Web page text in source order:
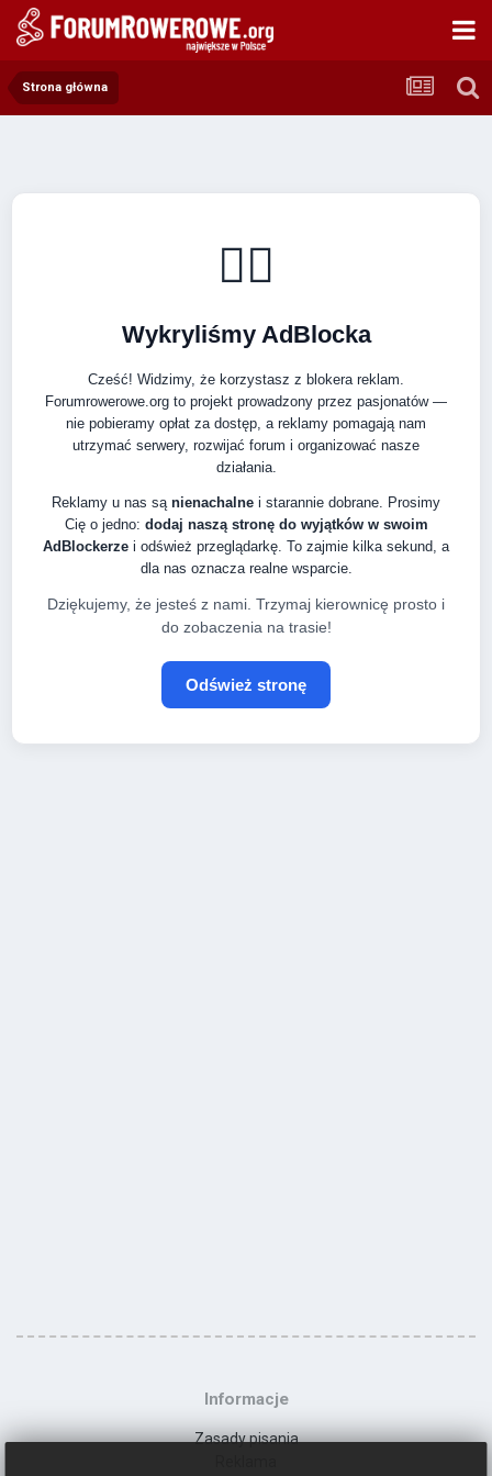
Strona główna
🚴‍♂️
Wykryliśmy AdBlocka
Cześć! Widzimy, że korzystasz z blokera reklam.
Forumrowerowe.org to projekt prowadzony przez pasjonatów —
nie pobieramy opłat za dostęp, a reklamy pomagają nam
utrzymać serwery, rozwijać forum i organizować nasze
działania.
Reklamy u nas są nienachalne i starannie dobrane. Prosimy
Cię o jedno: dodaj naszą stronę do wyjątków w swoim
AdBlockerze i odśwież przeglądarkę. To zajmie kilka sekund, a
dla nas oznacza realne wsparcie.
Dziękujemy, że jesteś z nami. Trzymaj kierownicę prosto i
do zobaczenia na trasie!
Odśwież stronę
Informacje
Zasady pisania